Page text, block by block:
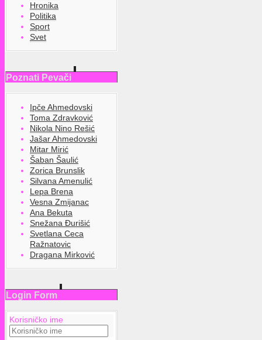
Hronika
Politika
Sport
Svet
Poznati Pevači
Ipče Ahmedovski
Toma Zdravković
Nikola Nino Rešić
Jašar Ahmedovski
Mitar Mirić
Šaban Šaulić
Zorica Brunslik
Silvana Amenulić
Lepa Brena
Vesna Zmijanac
Ana Bekuta
Snežana Đurišić
Svetlana Ceca
Ražnatovic
Dragana Mirković
Login Form
Korisničko ime